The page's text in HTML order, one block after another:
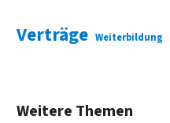
Verträge Weiterbildung
Weitere Themen